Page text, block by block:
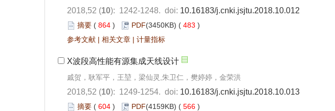
2018,52 (10): 1242-1248. doi: 10.16183/j.cnki.jsjtu.2018.10.012
摘要 ( 864 ) PDF(3450KB) ( 483 )
参考文献 | 相关文章 | 计量指标
X波段高性能有源集成天线设计
戚贺，耿军平，王堃，梁仙灵,朱卫仁，樊婷婷，金荣洪
2018,52 (10): 1249-1254. doi: 10.16183/j.cnki.jsjtu.2018.10.013
摘要 ( 604 ) PDF(4159KB) ( 566 )